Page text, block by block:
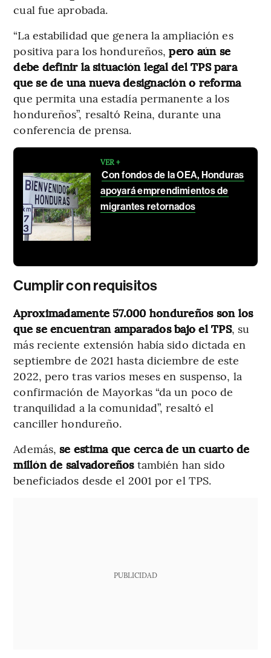
cual fue aprobada.
“La estabilidad que genera la ampliación es
positiva para los hondureños,pero aún se
debe definir la situación legal del TPS para
que se de una nueva designación o reforma
que permita una estadía permanente a los
hondureños”, resaltó Reina, durante una
conferencia de prensa.
VER +
Con fondos de la OEA, Honduras
apoyará emprendimientos de
migrantes retornados
Cumplir con requisitos
Aproximadamente 57.000 hondureños son los
que se encuentran amparados bajo el TPS, su
más reciente extensión había sido dictada en
septiembre de 2021 hasta diciembre de este
2022, pero tras varios meses en suspenso, la
confirmación de Mayorkas “da un poco de
tranquilidad a la comunidad”, resaltó el
canciller hondureño.
Además,se estima que cerca de un cuarto de
millón de salvadoreñostambién han sido
beneficiados desde el 2001 por el TPS.
PUBLICIDAD